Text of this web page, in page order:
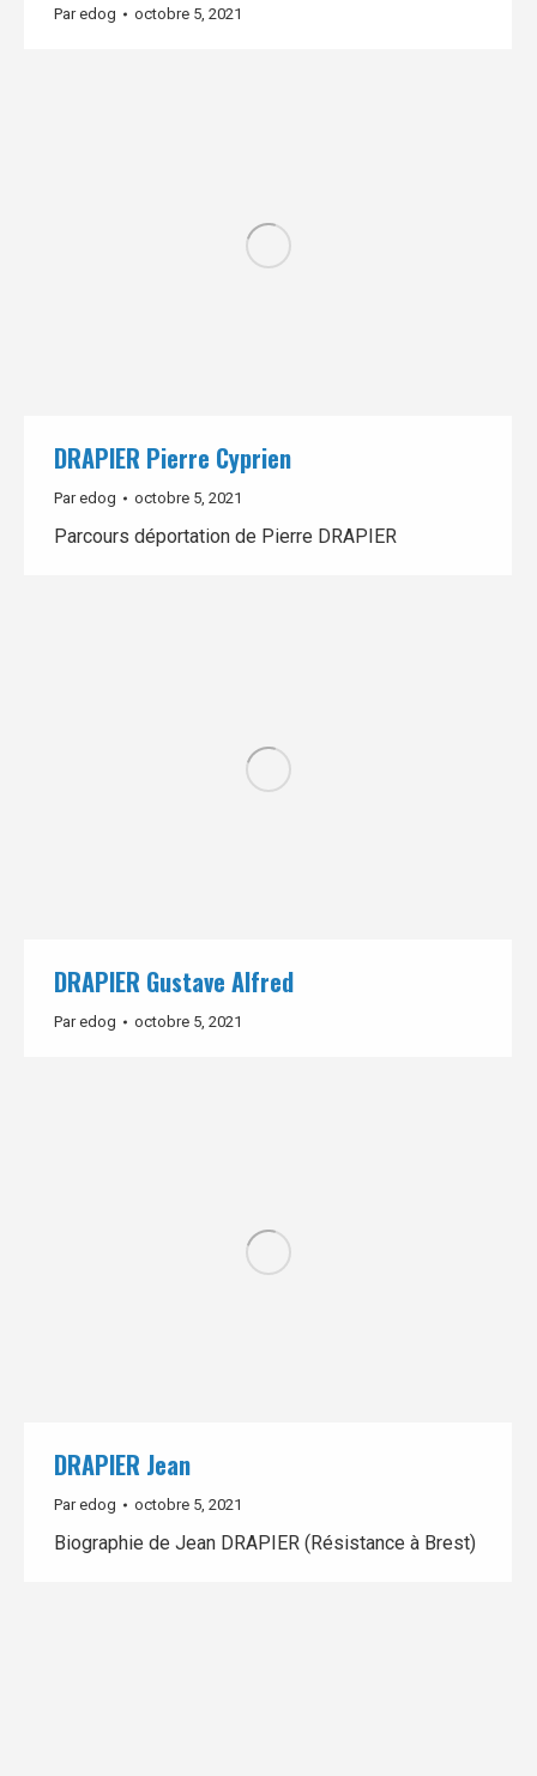
Paredog octobre 5, 2021
DRAPIER Pierre Cyprien
Paredog octobre 5, 2021
Parcours déportation de Pierre DRAPIER
DRAPIER Gustave Alfred
Paredog octobre 5, 2021
DRAPIER Jean
Paredog octobre 5, 2021
Biographie de Jean DRAPIER (Résistance à Brest)